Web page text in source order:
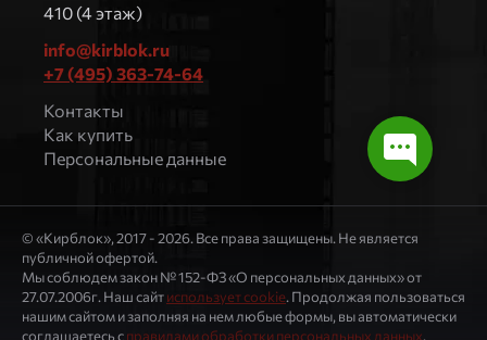
410 (4 этаж)
info@kirblok.ru
+7 (495) 363-74-64
Контакты
Как купить
Персональные данные
© «Кирблок», 2017 - 2026. Все права защищены. Не является
публичной офертой.
Мы соблюдем закон № 152-ФЗ «О персональных данных» от
27.07.2006г. Наш сайтиспользует cookie. Продолжая пользоваться
нашим сайтом и заполняя на нем любые формы, вы автоматически
соглашаетесь справилами обработки персональных данных.